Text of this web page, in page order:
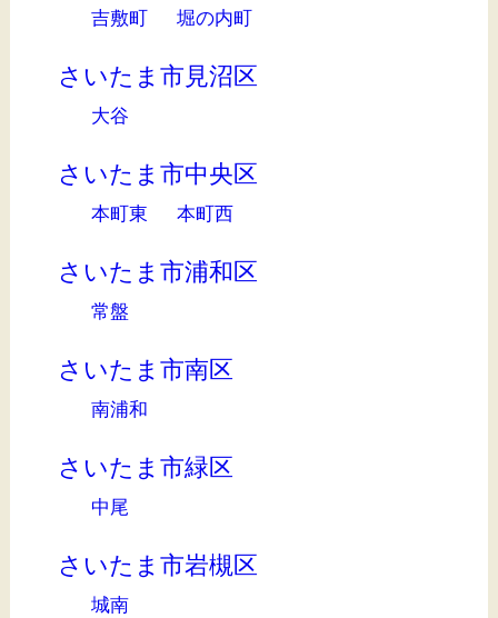
吉敷町 堀の内町
さいたま市見沼区
大谷
さいたま市中央区
本町東 本町西
さいたま市浦和区
常盤
さいたま市南区
南浦和
さいたま市緑区
中尾
さいたま市岩槻区
城南